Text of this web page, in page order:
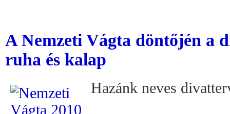
A Nemzeti Vágta döntőjén a
ruha és kalap
Hazánk neves